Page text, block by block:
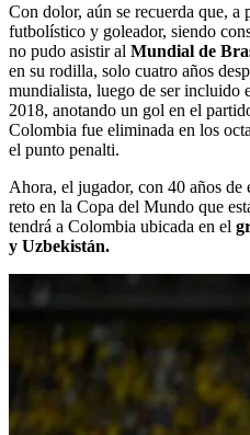
Con dolor, aún se recuerda que, a
futbolístico y goleador, siendo
no pudo asistir al Mundial de
en su rodilla, solo cuatro años
mundialista, luego de ser incluido
2018, anotando un gol en el
Colombia fue eliminada en los
el punto penalti.
Ahora, el jugador, con 40 años de
reto en la Copa del Mundo que
tendrá a Colombia ubicada en el
y Uzbekistán.